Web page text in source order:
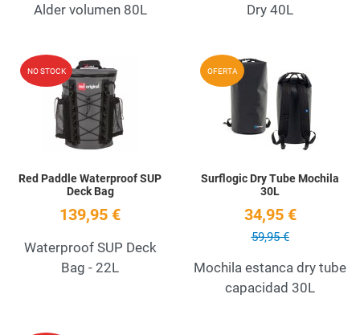
Alder volumen 80L
Dry 40L
NO STOCK Add to Wishlist
Quick View
Red Paddle Waterproof SUP
Deck Bag
139,95 €
Waterproof SUP Deck
Bag - 22L
OFERTA
Surflogic Dry Tube Mochila
30L
34,95 €
59,95 €
Mochila estanca dry tube
capacidad 30L